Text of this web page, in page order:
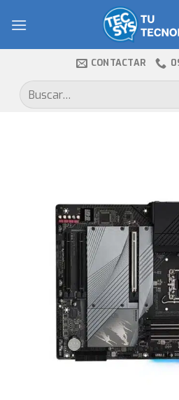
CONTACTAR
Buscar
por: